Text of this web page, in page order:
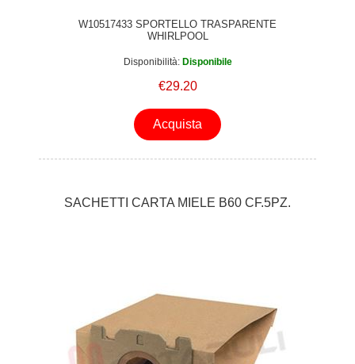
W10517433 SPORTELLO TRASPARENTE
WHIRLPOOL
Disponibilità: Disponibile
€29.20
Acquista
SACHETTI CARTA MIELE B60 CF.5PZ.